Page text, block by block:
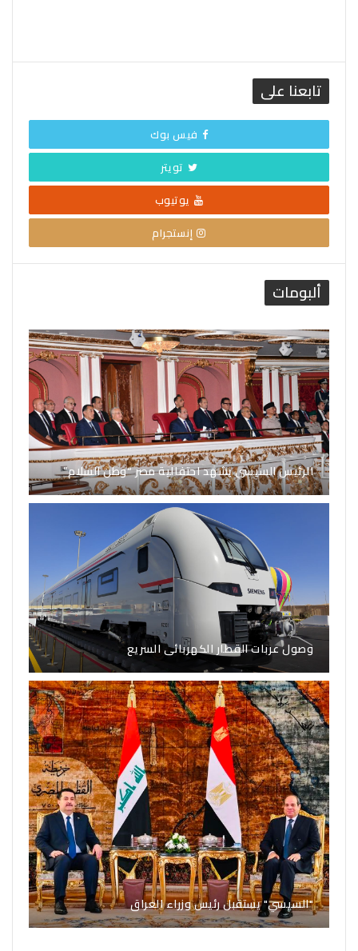
تابعنا على
فيس بوك
تويتر
يوتيوب
إنستجرام
ألبومات
الرئيس السيسي يشهد احتفالية مصر “وطن السلام”
وصول عربات القطار الكهربائى السريع
"السيسي" يستقبل رئيس وزراء العراق